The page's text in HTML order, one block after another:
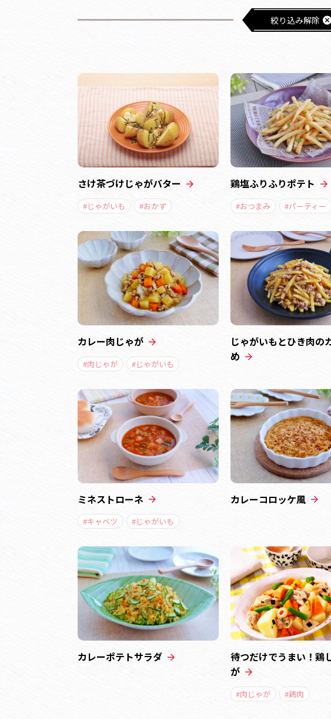
絞り込み解除
さけ茶づけじゃがバター
#じゃがいも #おかず
鶏塩ふりふりポテト
#おつまみ #パーティー
カレー肉じゃが
#肉じゃが #じゃがいも
じゃがいもとひき肉の
め
ミネストローネ
#キャベツ #じゃがいも
カレーコロッケ風
カレーポテトサラダ
待つだけでうまい！鶏
が
#肉じゃが #鶏肉